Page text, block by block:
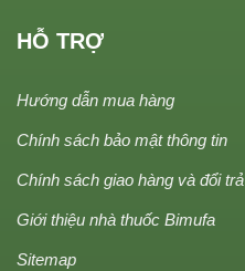
HỖ TRỢ
Hướng dẫn mua hàng
Chính sách bảo mật thông tin
Chính sách giao hàng và đổi trả
Giới thiệu nhà thuốc Bimufa
Sitemap